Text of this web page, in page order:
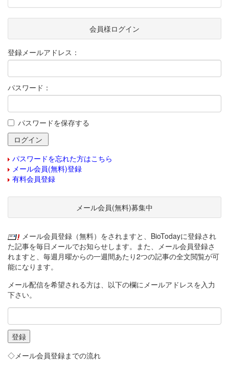
会員様ログイン
登録メールアドレス：
パスワード：
パスワードを保存する
パスワードを忘れた方はこちら
メール会員(無料)登録
有料会員登録
メール会員(無料)募集中
メール会員登録（無料）をされますと、BioTodayに登録され
た記事を毎日メールでお知らせします。また、メール会員登録さ
れますと、毎週月曜からの一週間あたり2つの記事の全文閲覧が可
能になります。
メール配信を希望される方は、以下の欄にメールアドレスを入力
下さい。
◇メール会員登録までの流れ